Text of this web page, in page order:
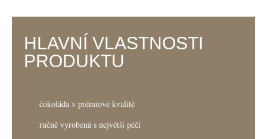
HLAVNÍ VLASTNOSTI
PRODUKTU
čokoláda v prémiové kvalitě
ručně vyrobená s největší péčí